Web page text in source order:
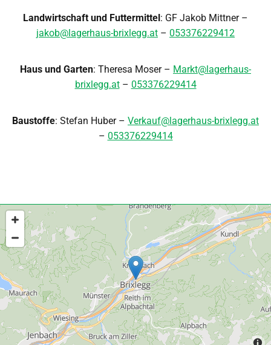
Landwirtschaft und Futtermittel: GF Jakob Mittner –
jakob@lagerhaus-brixlegg.at – 053376229412
Haus und Garten: Theresa Moser – Markt@lagerhaus-
brixlegg.at– 053376229414
Baustoffe: Stefan Huber – Verkauf@lagerhaus-brixlegg.at
– 053376229414